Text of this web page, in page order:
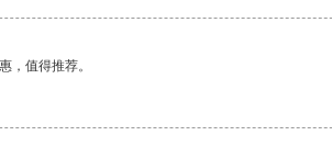
，值得推荐。